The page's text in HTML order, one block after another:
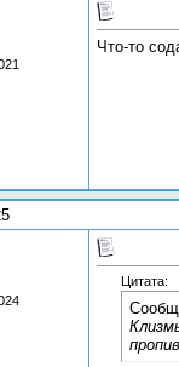
Что-то
Цитата: